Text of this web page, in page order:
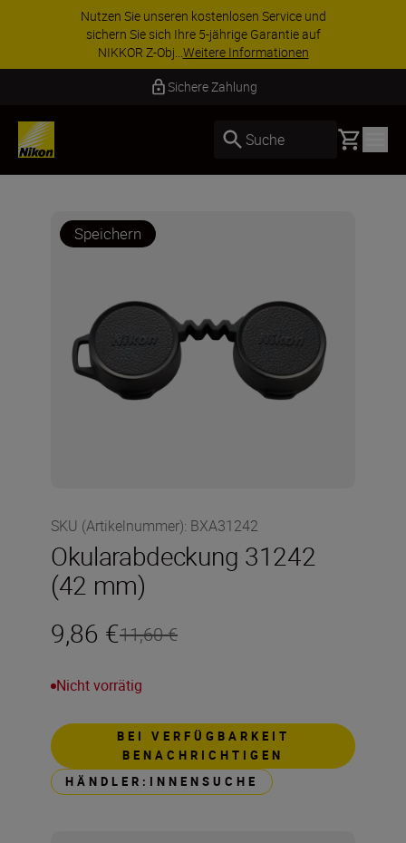
Nutzen Sie unseren kostenlosen Service und
sichern Sie sich Ihre 5-jährige Garantie auf
NIKKOR Z-Obj...Weitere Informationen
Sichere Zahlung
Suche Basket
Speichern
SKU (Artikelnummer): BXA31242
Okularabdeckung 31242
(42 mm)
9,86 €11,60 €
Nicht vorrätig
BEI VERFÜGBARKEIT
BENACHRICHTIGEN
HÄNDLER:INNENSUCHE